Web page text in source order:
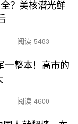
？美核潜光鲜
阅读 5483
一整本！高市的
阅读 4600